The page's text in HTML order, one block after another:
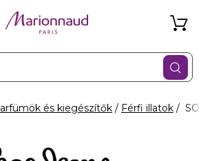
és kiegészítők Férfi illatok